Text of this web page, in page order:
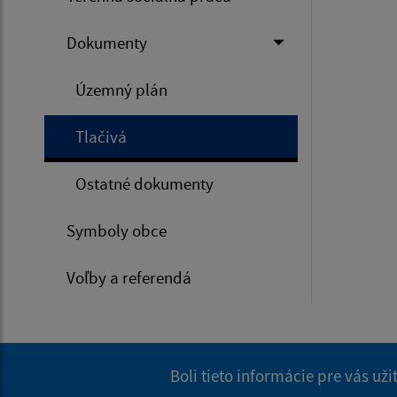
Dokumenty
Územný plán
Tlačivá
Ostatné dokumenty
Symboly obce
Voľby a referendá
Boli tieto informácie pre vás